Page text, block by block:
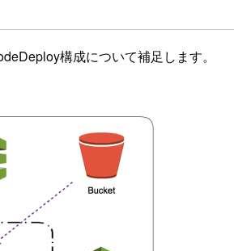
構成について補足します。